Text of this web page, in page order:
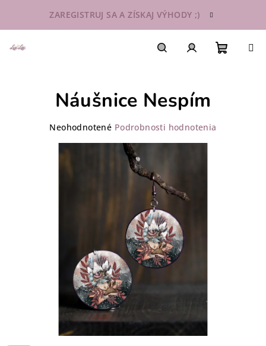
obsah
ZAREGISTRUJ SA A ZÍSKAJ VÝHODY ;)
Náušnice Nespím
Priemerné
produktu
Neohodnotené Podrobnosti hodnotenia